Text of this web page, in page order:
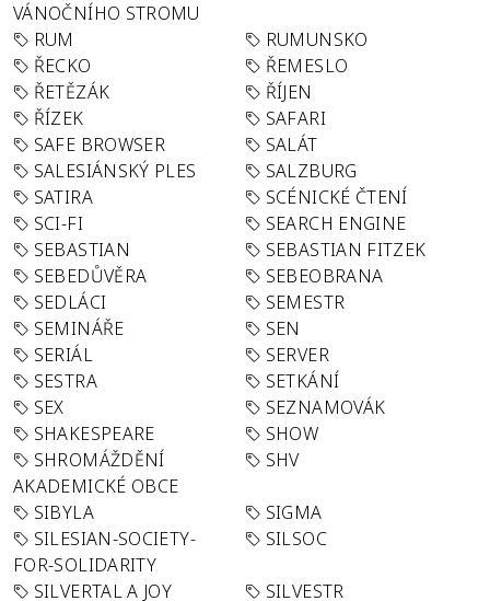
VÁNOČNÍHO STROMU
RUM
RUMUNSKO
ŘECKO
ŘEMESLO
ŘETĚZÁK
ŘÍJEN
ŘÍZEK
SAFARI
SAFE BROWSER
SALÁT
SALESIÁNSKÝ PLES
SALZBURG
SATIRA
SCÉNICKÉ ČTENÍ
SCI-FI
SEARCH ENGINE
SEBASTIAN
SEBASTIAN FITZEK
SEBEDŮVĚRA
SEBEOBRANA
SEDLÁCI
SEMESTR
SEMINÁŘE
SEN
SERIÁL
SERVER
SESTRA
SETKÁNÍ
SEX
SEZNAMOVÁK
SHAKESPEARE
SHOW
SHROMÁŽDĚNÍ
AKADEMICKÉ OBCE
SHV
SIBYLA
SIGMA
SILESIAN-SOCIETY-
FOR-SOLIDARITY
SILSOC
SILVERTAL A JOY
SILVESTR